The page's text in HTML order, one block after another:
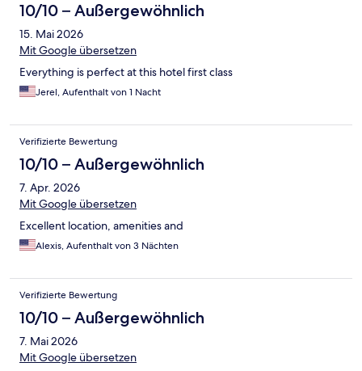
10/10 – Außergewöhnlich
15. Mai 2026
Mit Google übersetzen
Everything is perfect at this hotel first class
Jerel, Aufenthalt von 1 Nacht
Verifizierte Bewertung
10/10 – Außergewöhnlich
7. Apr. 2026
Mit Google übersetzen
Excellent location, amenities and
Alexis, Aufenthalt von 3 Nächten
Verifizierte Bewertung
10/10 – Außergewöhnlich
7. Mai 2026
Mit Google übersetzen